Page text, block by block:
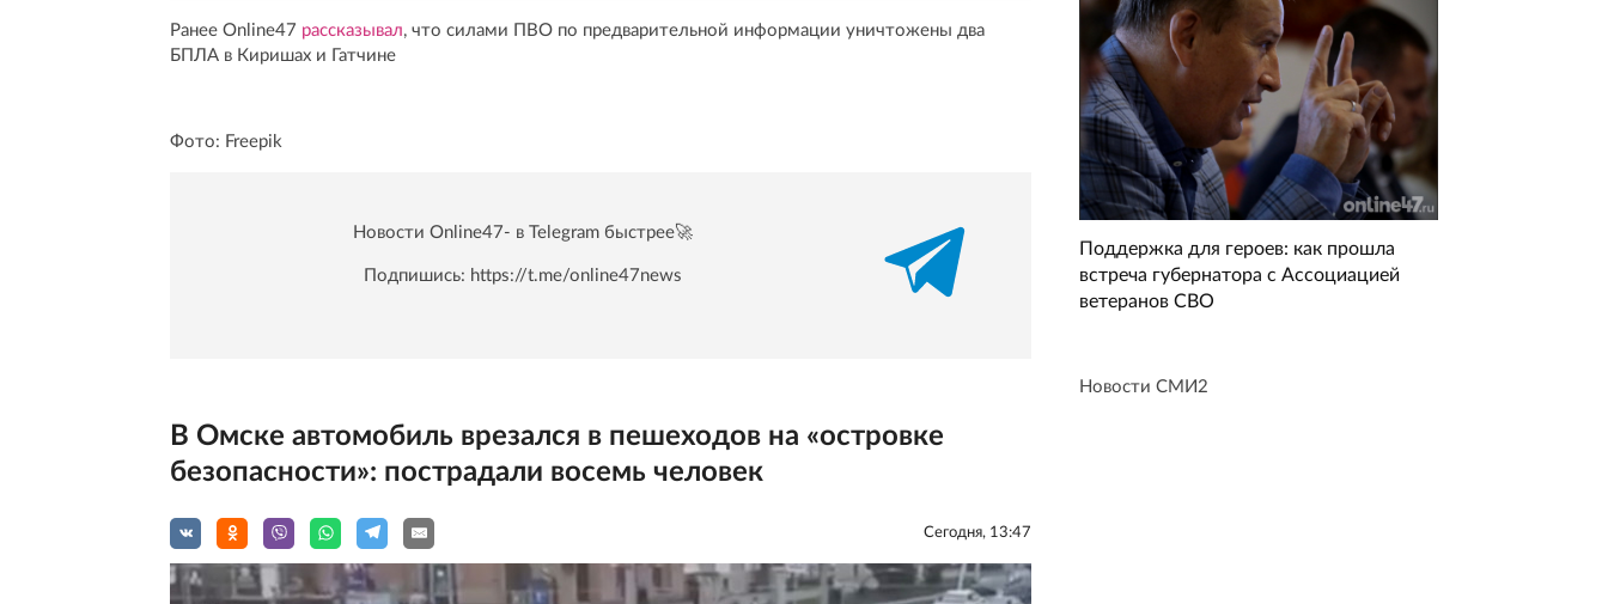
Ранее Online47 рассказывал, что силами ПВО по предварительной информации уничтожены два
БПЛА в Киришах и Гатчине
Фото: Freepik
Новости Online47- в Telegram быстрее🚀
Подпишись: https://t.me/online47news
В Омске автомобиль врезался в пешеходов на «островке
безопасности»: пострадали восемь человек
Сегодня, 13:47
Поддержка для героев: как прошла
встреча губернатора с Ассоциацией
ветеранов СВО
Новости СМИ2